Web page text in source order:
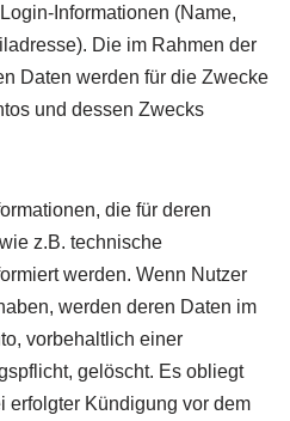
Informationen (Name,
Die im Rahmen der
Daten werden für die Zwecke
und dessen Zwecks
die für deren
z.B. technische
werden. Wenn Nutzer
werden deren Daten im
vorbehaltlich einer
gelöscht. Es obliegt
erfolgter Kündigung vor dem